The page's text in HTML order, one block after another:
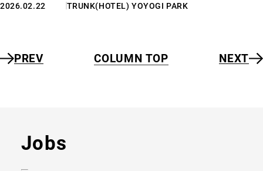
2026.02.22 TRUNK(HOTEL) YOYOGI PARK
PREV COLUMN TOP NEXT
Jobs